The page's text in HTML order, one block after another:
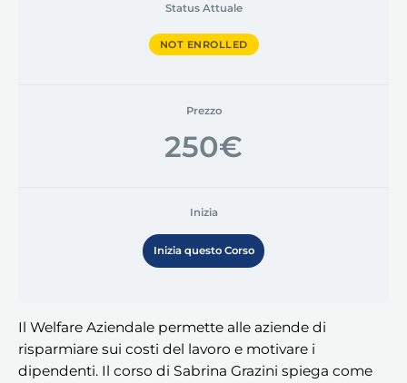
Status Attuale
NOT ENROLLED
Prezzo
250€
Inizia
Inizia questo Corso
Il Welfare Aziendale permette alle aziende di
risparmiare sui costi del lavoro e motivare i
dipendenti. Il corso di Sabrina Grazini spiega come